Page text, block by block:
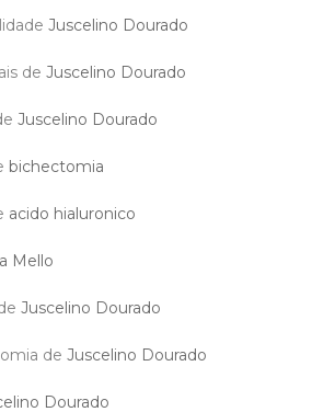
Juscelino Dourado
de Juscelino Dourado
Juscelino Dourado
bichectomia
acido hialuronico
Mello
Juscelino Dourado
de Juscelino Dourado
Dourado